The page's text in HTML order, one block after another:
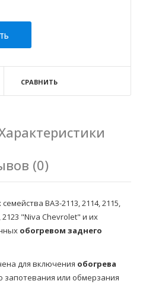
СРАВНИТЬ
(0)
ВАЗ-2113, 2114, 2115,
2123 "Niva Chevrolet" и их
обогревом заднего
для включения обогрева
запотевания или обмерзания